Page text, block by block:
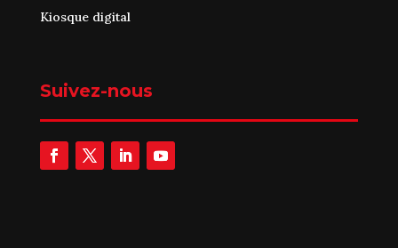
Kiosque digital
Suivez-nous